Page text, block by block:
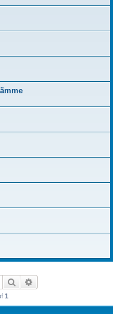
Search
1